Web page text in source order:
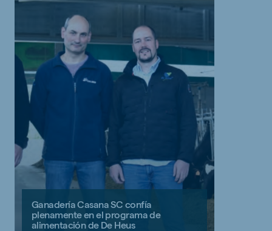
Ganadería Casana SC confía
plenamente en el programa de
alimentación de De Heus